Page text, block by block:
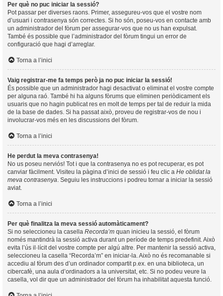
Per què no puc iniciar la sessió?
Pot passar per diverses raons. Primer, assegureu-vos que el vostre nom
d’usuari i contrasenya són correctes. Si ho són, poseu-vos en contacte amb
un administrador del fòrum per assegurar-vos que no us han expulsat.
També és possible que l’administrador del fòrum tingui un error de
configuració que hagi d’arreglar.
Torna a l’inici
Vaig registrar-me fa temps però ja no puc iniciar la sessió!
És possible que un administrador hagi desactivat o eliminat el vostre compte
per alguna raó. També hi ha alguns fòrums que eliminen periòdicament els
usuaris que no hagin publicat res en molt de temps per tal de reduir la mida
de la base de dades. Si ha passat això, proveu de registrar-vos de nou i
involucrar-vos més en les discussions del fòrum.
Torna a l’inici
He perdut la meva contrasenya!
No us poseu nerviós! Tot i que la contrasenya no es pot recuperar, es pot
canviar fàcilment. Visiteu la pàgina d’inici de sessió i feu clic a He oblidat la
meva contrasenya . Seguiu les instruccions i podreu tornar a iniciar la sessió
aviat.
Torna a l’inici
Per què finalitza la meva sessió automàticament?
Si no seleccioneu la casella Recorda’m quan inicieu la sessió, el fòrum
només mantindrà la sessió activa durant un període de temps predefinit. Això
evita l’ús il·lícit del vostre compte per algú altre. Per mantenir la sessió activa,
seleccioneu la casella “Recorda’m” en iniciar-la. Això no és recomanable si
accediu al fòrum des d’un ordinador compartit p.ex. en una biblioteca, un
cibercafè, una aula d’ordinadors a la universitat, etc. Si no podeu veure la
casella, vol dir que un administrador del fòrum ha inhabilitat aquesta funció.